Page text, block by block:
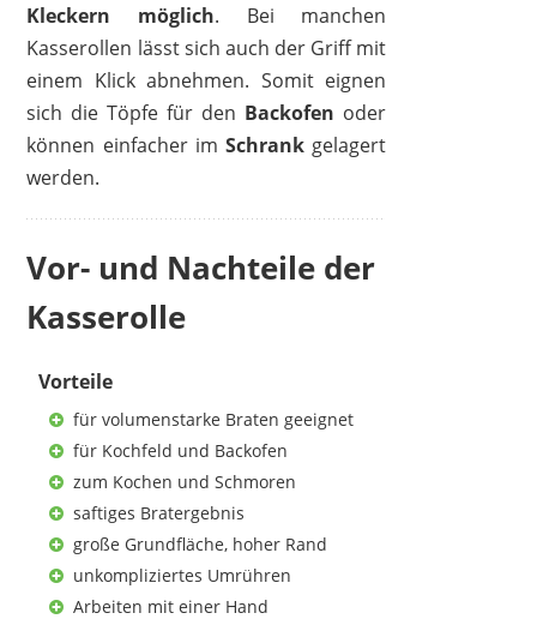
Kleckern möglich. Bei manchen
Kasserollen lässt sich auch der Griff mit
einem Klick abnehmen. Somit eignen
sich die Töpfe für den Backofen oder
können einfacher imSchrank gelagert
werden.
Vor- und Nachteile der
Kasserolle
Vorteile
für volumenstarke Braten geeignet
für Kochfeld und Backofen
zum Kochen und Schmoren
saftiges Bratergebnis
große Grundfläche, hoher Rand
unkompliziertes Umrühren
Arbeiten mit einer Hand